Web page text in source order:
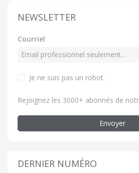
NEWSLETTER
Courriel
Je ne suis pas un robot.
Rejoignez les 3000+ abonnés de
Envoyer
DERNIER NUMÉRO